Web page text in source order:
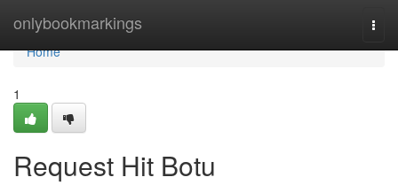
onlybookmarkings
Home
Home
1
Request Hit Botu